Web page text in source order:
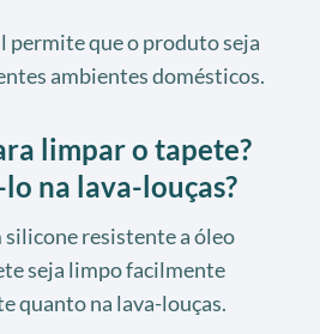
permite que o produto seja
ambientes domésticos.
limpar o tapete?
na lava-louças?
silicone resistente a óleo
seja limpo facilmente
quanto na lava-louças.